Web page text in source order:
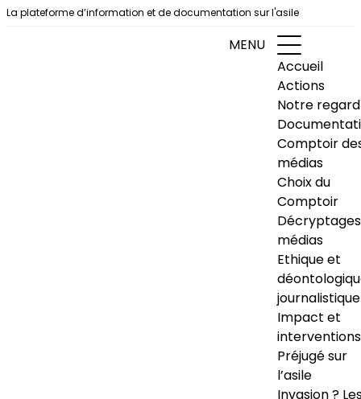
Aller au contenu
La plateforme d’information et de documentation sur l'asile
MENU
Accueil
Actions
Notre regard
Comptoir
médias
Choix du
Comptoir
Décryptages
médias
Ethique et
journalistique
Impact et
interventions
Préjugé sur
l’asile
Invasion ?